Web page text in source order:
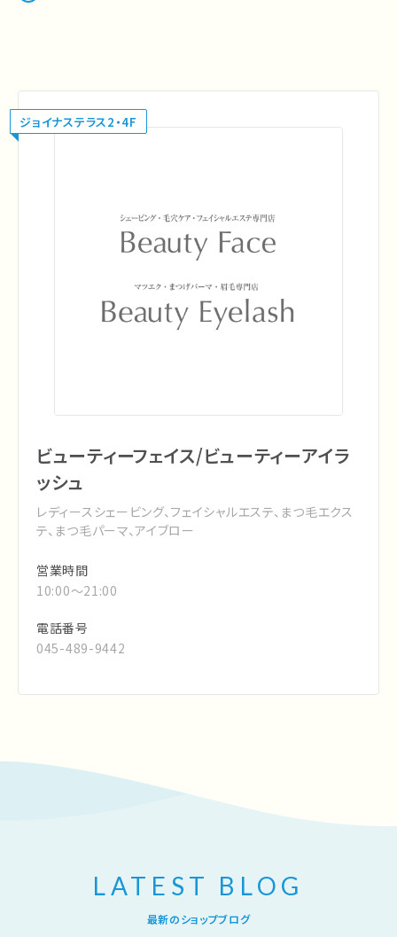
ジョイナステラス2・4F
ビューティーフェイス/ビューティーアイラ
ッシュ
レディースシェービング、フェイシャルエステ、まつ毛エクス
テ、まつ毛パーマ、アイブロー
営業時間
10:00～21:00
電話番号
045-489-9442
LATEST BLOG
最新のショップブログ